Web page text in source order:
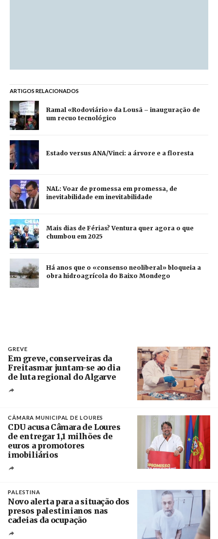
ARTIGOS RELACIONADOS
Ramal «Rodoviário» da Lousã – inauguração de
um recuo tecnológico
Estado versus ANA/Vinci: a árvore e a floresta
NAL: Voar de promessa em promessa, de
inevitabilidade em inevitabilidade
Mais dias de Férias? Ventura quer agora o que
chumbou em 2025
Há anos que o «consenso neoliberal» bloqueia a
obra hidroagrícola do Baixo Mondego
GREVE
Em greve, conserveiras da
Freitasmar juntam-se ao dia
de luta regional do Algarve
CÂMARA MUNICIPAL DE LOURES
CDU acusa Câmara de Loures
de entregar 1,1 milhões de
euros a promotores
imobiliários
PALESTINA
Novo alerta para a situação dos
presos palestinianos nas
cadeias da ocupação